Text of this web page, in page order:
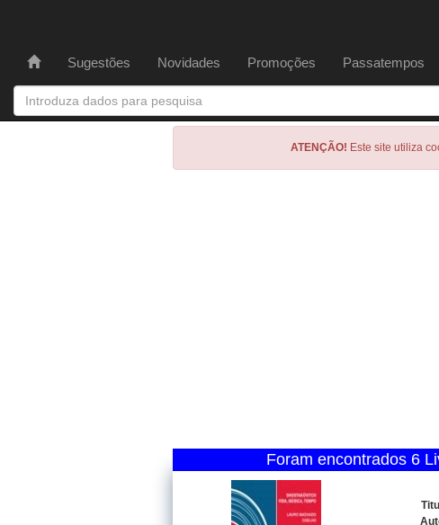
Sugestões Novidades Promoções Passatempos
ATENÇÃO! Este site utiliza
Foram encontrados 6